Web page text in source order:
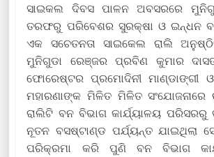
ସାଇକଲ ଦିବସ ପାଳନ ଅବସରରେ
ତରଫରୁ ପରିବେଶର ସୁରକ୍ଷା ଓ ଇନ୍ଧନ
ଏକ ସଚେତନତା ସାଇକେଲ ରାଲି
ମୁନିଗୁଡା ରେଞ୍ଜର ପ୍ରବିଣ କୁମାର
ଫୋରେଷ୍ଟର ପ୍ରମୋଦିନୀ ମାଣ୍ଡାଙ୍ଗୀ
ମହାରଣାଙ୍କ ମିଳିତ ମିଳିତ
ରାଲିଟି ବନ ବିଭାଗ କାର୍ଯ୍ୟାଳୟ ପରିସରରୁ
ନୂତନ ବସଷ୍ଟାଣ୍ଡ ପର୍ଯ୍ୟନ୍ତ ଯାଇଥିଲା
ପରିକ୍ରମା କରି ପୁଣି ବନ ବିଭାଗ